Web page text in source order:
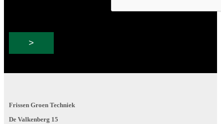
Frissen Groen Techniek
De Valkenberg 15